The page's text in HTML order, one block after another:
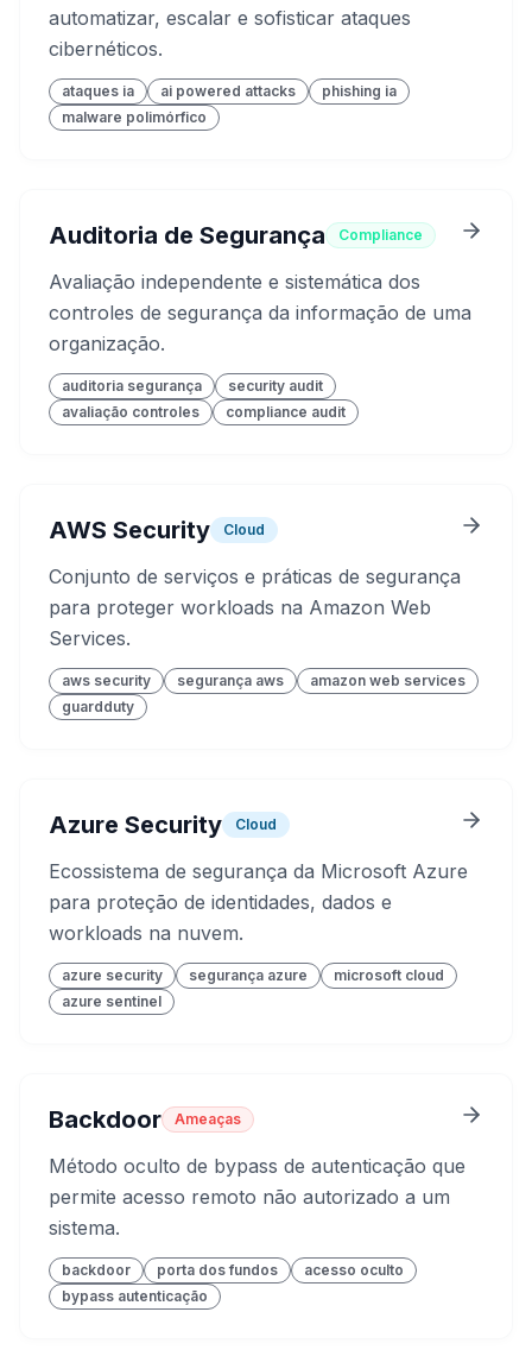
automatizar, escalar e sofisticar ataques
cibernéticos.
ataques ia ai powered attacks
phishing ia
malware polimórfico
Auditoria de Segurança Compliance
Avaliação independente e sistemática dos
controles de segurança da informação de uma
organização.
auditoria segurança
security audit
avaliação controles
compliance audit
AWS Security Cloud
Conjunto de serviços e práticas de segurança
para proteger workloads na Amazon Web
Services.
aws security segurança aws
amazon web services
guardduty
Azure Security Cloud
Ecossistema de segurança da Microsoft Azure
para proteção de identidades, dados e
workloads na nuvem.
azure security segurança azure
microsoft cloud
azure sentinel
Backdoor Ameaças
Método oculto de bypass de autenticação que
permite acesso remoto não autorizado a um
sistema.
backdoor porta dos fundos
acesso oculto
bypass autenticação